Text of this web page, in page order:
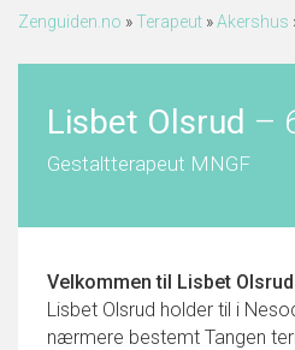
Zenguiden.no »Terapeut »Akershus
Lisbet Olsrud –
Gestaltterapeut MNGF
Velkommen til Lisbet Olsrud
Lisbet Olsrud holder til i
nærmere bestemt Tangen